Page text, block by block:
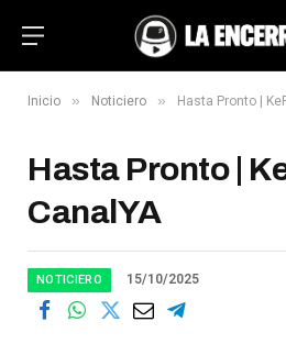
Inicio » Noticiero » Hasta Pronto |
Hasta Pronto |
CanalYA
NOTICIERO 15/10/2025